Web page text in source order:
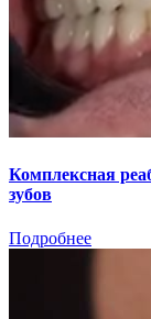
Комплексная
зубов
Подробнее